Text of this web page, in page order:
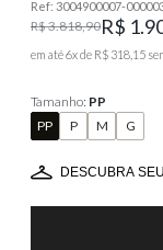
Ref: 3004900007-
R$ 3.818,90R$
em até6x de R$ 318,15
Tamanho: PP
PP
P M G
DESCUBRA